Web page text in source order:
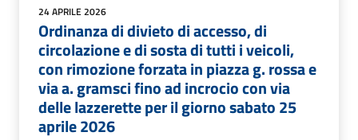
24 APRILE 2026
Ordinanza di divieto di accesso, di
circolazione e di sosta di tutti i veicoli,
con rimozione forzata in piazza g. rossa e
via a. gramsci fino ad incrocio con via
delle lazzerette per il giorno sabato 25
aprile 2026